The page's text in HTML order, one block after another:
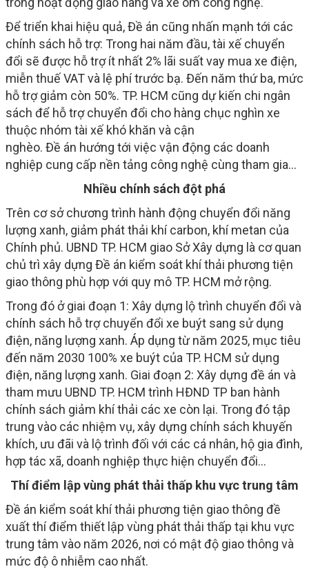
Để triển khai hiệu quả, Đề án cũng nhấn mạnh tới các
chính sách hỗ trợ: Trong hai năm đầu, tài xế chuyển
đổi sẽ được hỗ trợ ít nhất 2% lãi suất vay mua xe điện,
miễn thuế VAT và lệ phí trước bạ. Đến năm thứ ba, mức
hỗ trợ giảm còn 50%. TP. HCM cũng dự kiến chi ngân
sách để hỗ trợ chuyển đổi cho hàng chục nghìn xe
thuộc nhóm tài xế khó khăn và cận
nghèo. Đề án hướng tới việc vận động các doanh
nghiệp cung cấp nền tảng công nghệ cùng tham gia...
Nhiều chính sách đột phá
Trên cơ sở chương trình hành động chuyển đổi năng
lượng xanh, giảm phát thải khí carbon, khí metan của
Chính phủ. UBND TP. HCM giao Sở Xây dựng là cơ quan
chủ trì xây dựng Đề án kiểm soát khí thải phương tiện
giao thông phù hợp với quy mô TP. HCM mở rộng.
Trong đó ở giai đoạn 1: Xây dựng lộ trình chuyển đổi và
chính sách hỗ trợ chuyển đổi xe buýt sang sử dụng
điện, năng lượng xanh. Áp dụng từ năm 2025, mục tiêu
đến năm 2030 100% xe buýt của TP. HCM sử dụng
điện, năng lượng xanh. Giai đoạn 2: Xây dựng đề án và
tham mưu UBND TP. HCM trình HĐND TP ban hành
chính sách giảm khí thải các xe còn lại. Trong đó tập
trung vào các nhiệm vụ, xây dựng chính sách khuyến
khích, ưu đãi và lộ trình đối với các cá nhân, hộ gia đình,
hợp tác xã, doanh nghiệp thực hiện chuyển đổi...
Thí điểm lập vùng phát thải thấp khu vực trung tâm
Đề án kiểm soát khí thải phương tiện giao thông đề
xuất thí điểm thiết lập vùng phát thải thấp tại khu vực
trung tâm vào năm 2026, nơi có mật độ giao thông và
mức độ ô nhiễm cao nhất.